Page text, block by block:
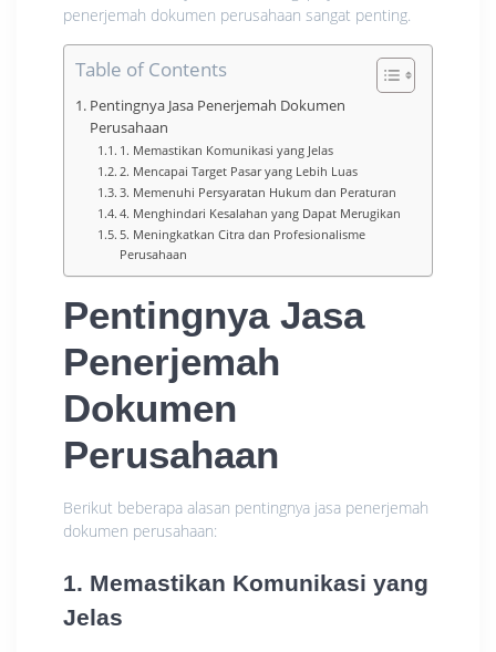
penerjemah dokumen perusahaan sangat penting.
Table of Contents
Pentingnya Jasa Penerjemah Dokumen
Perusahaan
1. Memastikan Komunikasi yang Jelas
2. Mencapai Target Pasar yang Lebih Luas
3. Memenuhi Persyaratan Hukum dan Peraturan
4. Menghindari Kesalahan yang Dapat Merugikan
5. Meningkatkan Citra dan Profesionalisme
Perusahaan
Pentingnya Jasa
Penerjemah
Dokumen
Perusahaan
Berikut beberapa alasan pentingnya jasa penerjemah
dokumen perusahaan:
1. Memastikan Komunikasi yang
Jelas